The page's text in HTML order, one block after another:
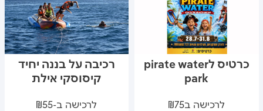
רכיבה על בננה יחיד
קיסוסקי אילת
לרכישה ב-₪55
כרטיס לpirate water
park
לרכישה ב₪75